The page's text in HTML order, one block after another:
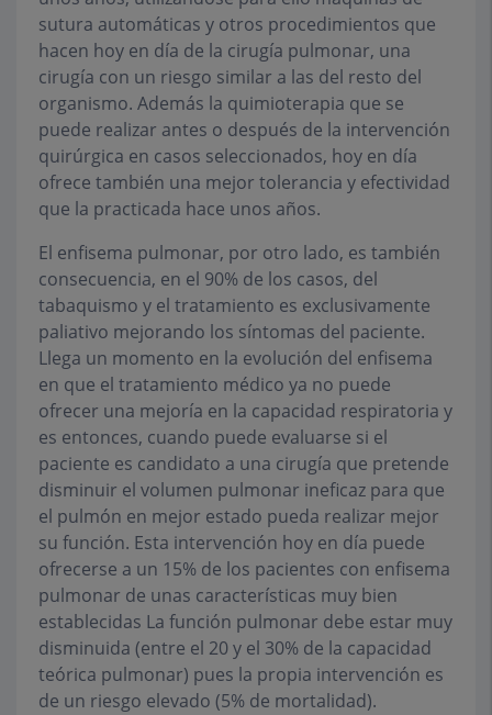
sutura automáticas y otros procedimientos que
hacen hoy en día de la cirugía pulmonar, una
cirugía con un riesgo similar a las del resto del
organismo. Además la quimioterapia que se
puede realizar antes o después de la intervención
quirúrgica en casos seleccionados, hoy en día
ofrece también una mejor tolerancia y efectividad
que la practicada hace unos años.
El enfisema pulmonar, por otro lado, es también
consecuencia, en el 90% de los casos, del
tabaquismo y el tratamiento es exclusivamente
paliativo mejorando los síntomas del paciente.
Llega un momento en la evolución del enfisema
en que el tratamiento médico ya no puede
ofrecer una mejoría en la capacidad respiratoria y
es entonces, cuando puede evaluarse si el
paciente es candidato a una cirugía que pretende
disminuir el volumen pulmonar ineficaz para que
el pulmón en mejor estado pueda realizar mejor
su función. Esta intervención hoy en día puede
ofrecerse a un 15% de los pacientes con enfisema
pulmonar de unas características muy bien
establecidas La función pulmonar debe estar muy
disminuida (entre el 20 y el 30% de la capacidad
teórica pulmonar) pues la propia intervención es
de un riesgo elevado (5% de mortalidad).